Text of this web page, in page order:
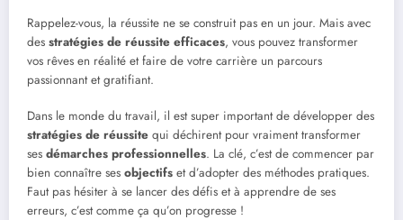
Rappelez-vous, la réussite ne se construit pas en un jour. Mais avec
des stratégies de réussite efficaces, vous pouvez transformer
vos rêves en réalité et faire de votre carrière un parcours
passionnant et gratifiant.
Dans le monde du travail, il est super important de développer des
stratégies de réussite qui déchirent pour vraiment transformer
ses démarches professionnelles. La clé, c’est de commencer par
bien connaître ses objectifs et d’adopter des méthodes pratiques.
Faut pas hésiter à se lancer des défis et à apprendre de ses
erreurs, c’est comme ça qu’on progresse !